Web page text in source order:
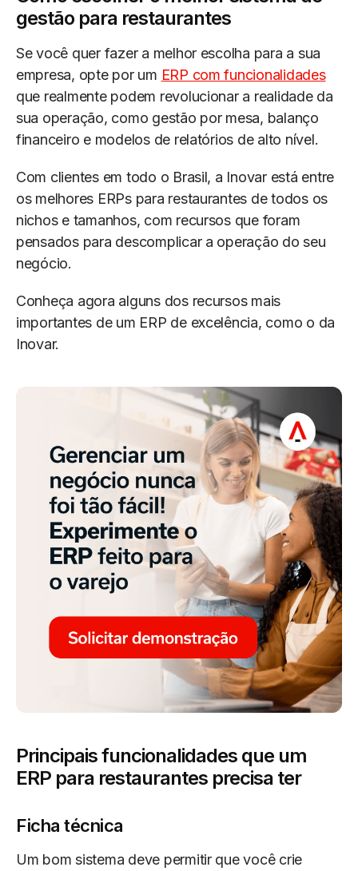
gestão para restaurantes
Se você quer fazer a melhor escolha para a sua
empresa, opte por um ERP com funcionalidades
que realmente podem revolucionar a realidade da
sua operação, como gestão por mesa, balanço
financeiro e modelos de relatórios de alto nível.
Com clientes em todo o Brasil, a Inovar está entre
os melhores ERPs para restaurantes de todos os
nichos e tamanhos, com recursos que foram
pensados para descomplicar a operação do seu
negócio.
Conheça agora alguns dos recursos mais
importantes de um ERP de excelência, como o da
Inovar.
Principais funcionalidades que um
ERP para restaurantes precisa ter
Ficha técnica
Um bom sistema deve permitir que você crie